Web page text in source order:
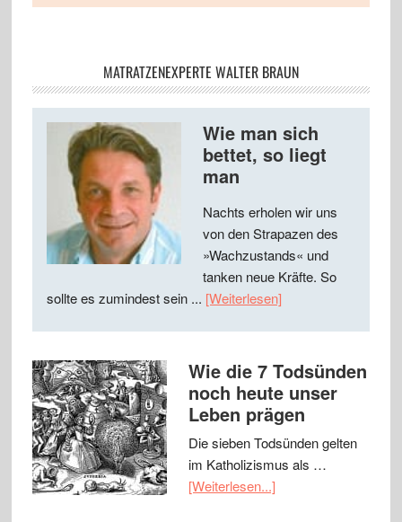
MATRATZENEXPERTE WALTER BRAUN
Wie man sich
bettet, so liegt
man
Nachts erholen wir uns
von den Strapazen des
»Wachzustands« und
tanken neue Kräfte. So
sollte es zumindest sein ... [Weiterlesen]
Wie die 7 Todsünden
noch heute unser
Leben prägen
Die sieben Todsünden gelten
im Katholizismus als …
[Weiterlesen...]